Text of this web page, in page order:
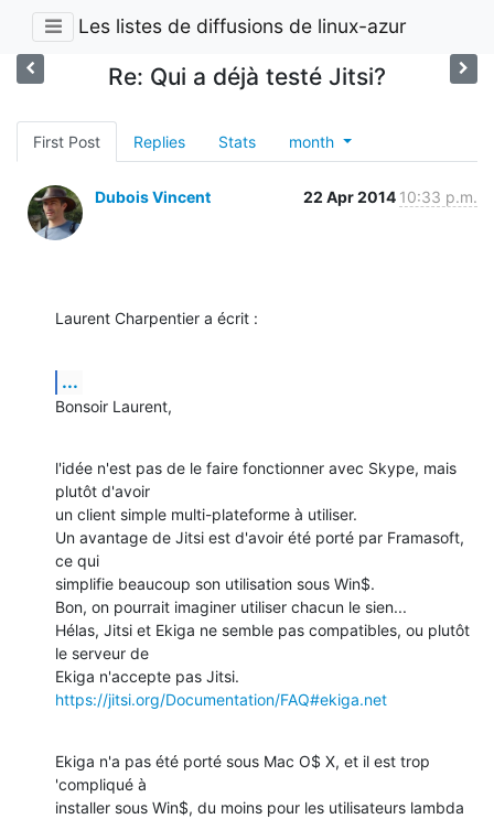
Les listes de diffusions de linux-azur
Re: Qui a déjà testé Jitsi?
First Post Replies Stats month
Dubois Vincent 22 Apr 2014 10:33 p.m.
Laurent Charpentier a écrit :
...
Bonsoir Laurent,
l'idée n'est pas de le faire fonctionner avec Skype, mais
plutôt d'avoir
un client simple multi-plateforme à utiliser.
Un avantage de Jitsi est d'avoir été porté par Framasoft,
ce qui
simplifie beaucoup son utilisation sous Win$.
Bon, on pourrait imaginer utiliser chacun le sien...
Hélas, Jitsi et Ekiga ne semble pas compatibles, ou plutôt
le serveur de
https://jitsi.org/Documentation/FAQ#ekiga.net
Ekiga n'a pas été porté sous Mac O$ X, et il est trop
'compliqué à
installer sous Win$, du moins pour les utilisateurs lambda